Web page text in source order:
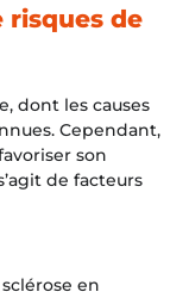
risques de
dont les causes
Cependant,
son
de facteurs
en